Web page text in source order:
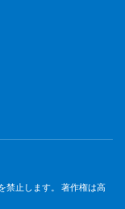
禁止します。 著作権は高